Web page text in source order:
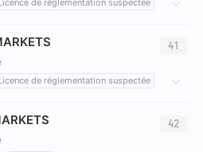
de réglementation suspectée
réglementation pour l'instant.
de réglementation suspectée
41
réglementation pour l'instant. 42